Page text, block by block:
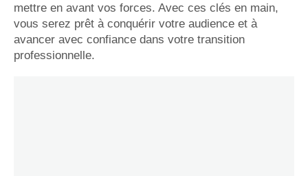
mettre en avant vos forces. Avec ces clés en main,
vous serez prêt à conquérir votre audience et à
avancer avec confiance dans votre transition
professionnelle.